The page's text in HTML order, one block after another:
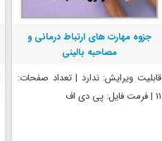
جزوه مهارت های ارتباط درمانی و
مصاحبه بالینی
قابلیت ویرایش: ندارد | تعداد صفحات:
11 | فرمت فایل: پی دی اف